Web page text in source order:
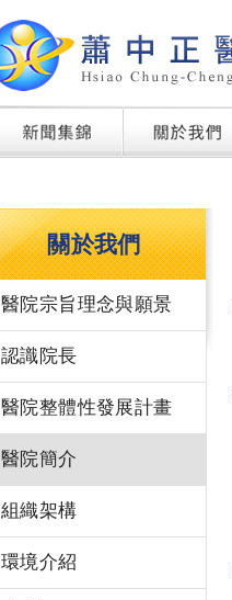
關於我們
醫院宗旨理念與願景
認識院長
醫院整體性發展計畫
醫院簡介
組織架構
環境介紹